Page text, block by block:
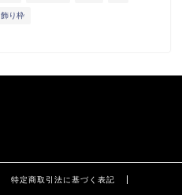
飾り枠
特定商取引法に基づく表記